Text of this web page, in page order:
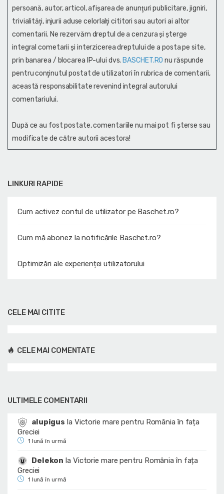
LINKURI RAPIDE
Cum activez contul de utilizator pe Baschet.ro?
Cum mă abonez la notificările Baschet.ro?
Optimizări ale experienței utilizatorului
persoană, autor, articol, afişarea de anunţuri publicitare, jigniri,
trivialităţi, injurii aduse celorlalţi cititori sau autori ai altor
comentarii. Ne rezervăm dreptul de a cenzura și şterge
integral cometarii și interzicerea dreptului de a posta pe site,
prin banarea / blocarea IP-ului dvs. BASCHET.RO nu răspunde
pentru conţinutul postat de utilizatori în rubrica de comentarii,
această responsabilitate revenind integral autorului
comentariului.
După ce au fost postate, comentariile nu mai pot fi șterse sau
modificate de către autorii acestora!
CELE MAI CITITE
CELE MAI COMENTATE
ULTIMELE COMENTARII
alupigus la Victorie mare pentru România în fața
Greciei
1 lună în urmă
Delekon la Victorie mare pentru România în fața
Greciei
1 lună în urmă